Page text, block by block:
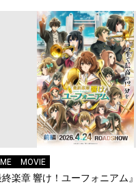
MOVIE
終楽章 響け！ユーフォニアム